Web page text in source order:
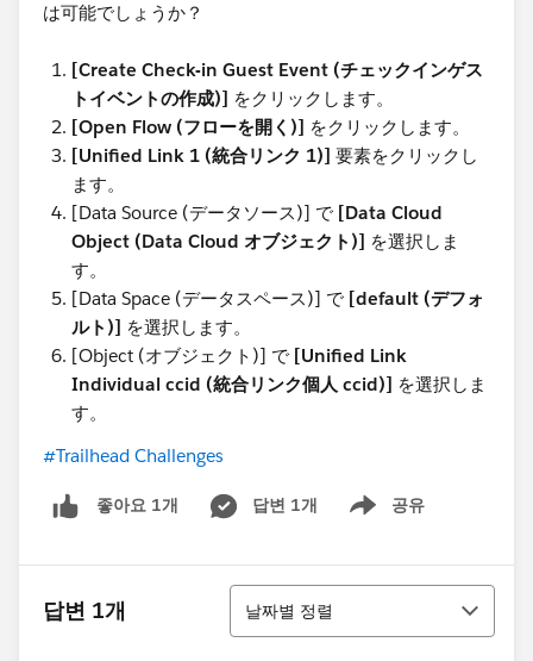
は可能でしょうか？
[Create Check-in Guest Event (チェックインゲス
トイベントの作成)] をクリックします。
[Open Flow (フローを開く)] をクリックします。
[Unified Link 1 (統合リンク 1)] 要素をクリックし
ます。
[Data Source (データソース)] で [Data Cloud
Object (Data Cloud オブジェクト)] を選択しま
す。
[Data Space (データスペース)] で [default (デフォ
ルト)] を選択します。
[Object (オブジェクト)] で [Unified Link
Individual ccid (統合リンク個人 ccid)] を選択しま
す。
#Trailhead Challenges
좋아요 1개 답변 1개 공유
Show menu
답변 1개
정렬
날짜별 정렬